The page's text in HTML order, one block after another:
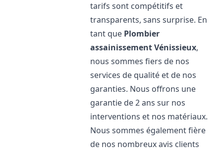
tarifs sont compétitifs et
transparents, sans surprise. En
tant que Plombier
assainissementVénissieux,
nous sommes fiers de nos
services de qualité et de nos
garanties. Nous offrons une
garantie de 2 ans sur nos
interventions et nos matériaux.
Nous sommes également fière
de nos nombreux avis clients